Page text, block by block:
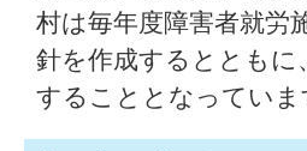
村は毎年度障害者就労
針を作成するとともに
することとなっていま